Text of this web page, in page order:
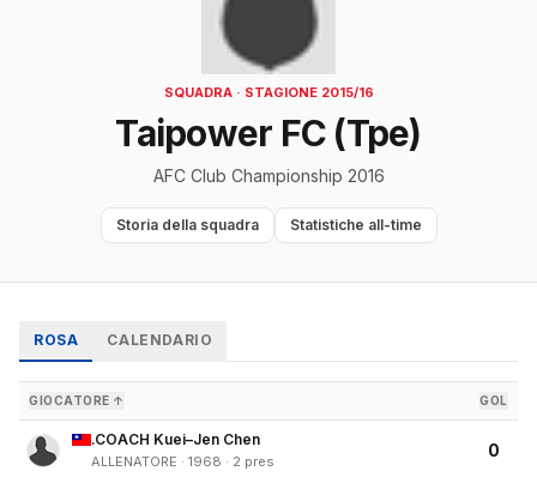
SQUADRA · STAGIONE 2015/16
Taipower FC (Tpe)
AFC Club Championship 2016
Storia della squadra Statistiche all-time
ROSA CALENDARIO
GIOCATORE ↑ GOL
.COACH Kuei–Jen Chen
ALLENATORE · 1968 · 2 pres
0